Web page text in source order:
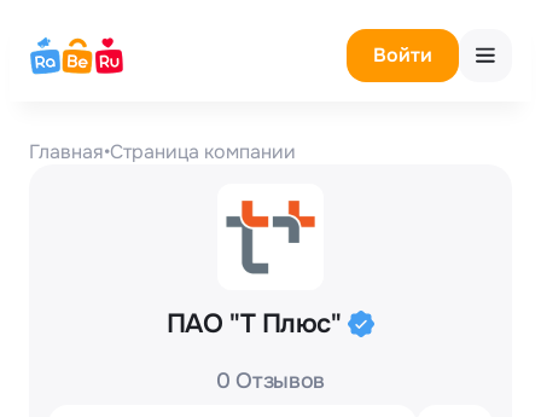
Войти
Главная•Страница компании
ПАО "Т Плюс"
0 Отзывов